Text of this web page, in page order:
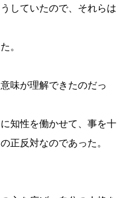
していたので、それらは
。
味が理解できたのだっ
知性を働かせて、事を十
正反対なのであった。